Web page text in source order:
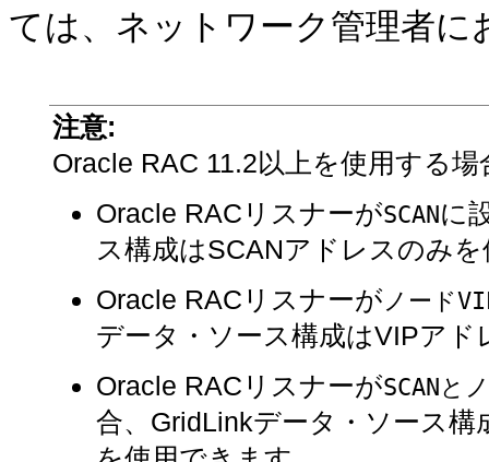
ては、ネットワーク管理者に
注意:
Oracle RAC 11.2以上を使用する
Oracle RACリスナーがSCANに
ス構成はSCANアドレスのみ
Oracle RACリスナーが ノード
データ・ソース構成はVIPア
Oracle RACリスナーがSCANと
合、GridLinkデータ・ソース